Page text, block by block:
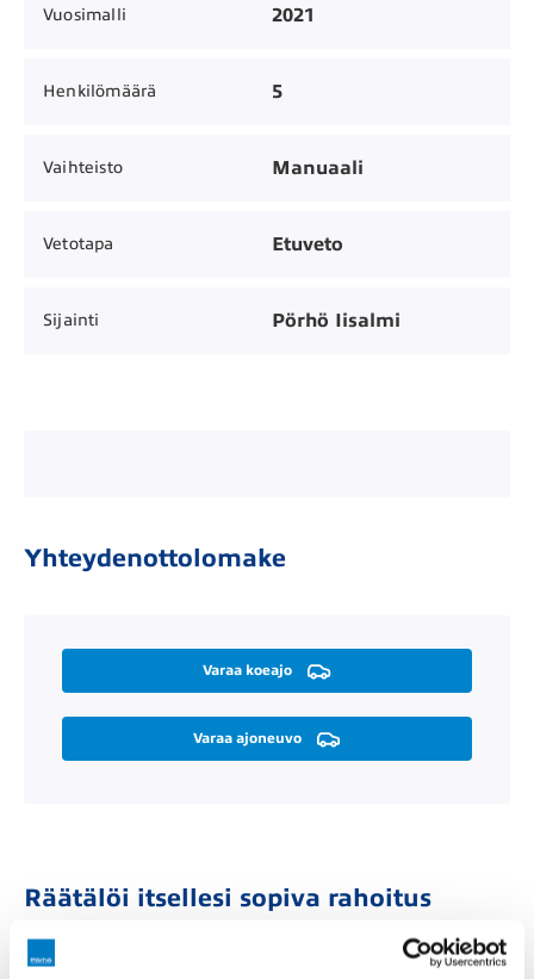
Vuosimalli 2021
Henkilömäärä 5
Vaihteisto Manuaali
Vetotapa Etuveto
Sijainti Pörhö Iisalmi
Yhteydenottolomake
Varaa koeajo
Varaa ajoneuvo
Räätälöi itsellesi sopiva rahoitus